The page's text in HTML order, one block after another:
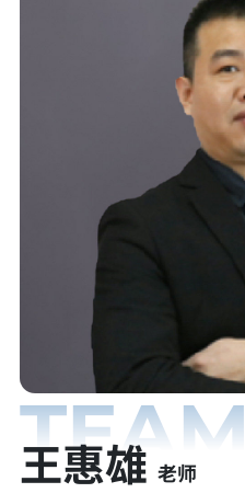
TEAM
王惠雄 老师